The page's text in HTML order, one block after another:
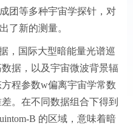
团等多种宇宙学探针，对
了新的测量。
，国际大型暗能量光谱巡
据，以及宇宙微波背景辐
程参数w偏离宇宙学常数
。在不同数据组合下得到
B 的区域，意味着暗